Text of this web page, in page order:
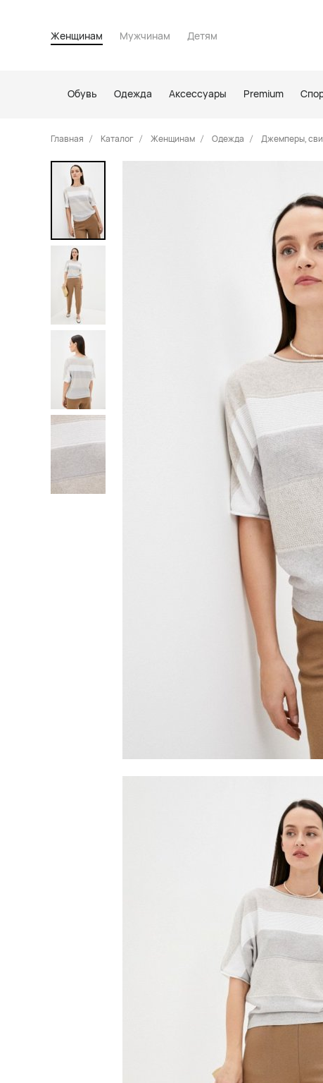
Женщинам Мужчинам Детям
Обувь Одежда Аксессуары Premium
Главная Каталог Женщинам Одежда Джемперы,